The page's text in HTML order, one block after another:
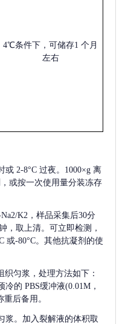
4℃条件下，可储存1 个月
左右
或 2-8°C 过夜。1000×g 离
或按一次使用量分装冻存
K2，样品采集后30分
，取上清。可立即检测，
或-80°C。其他抗凝剂的使
匀浆，处理方法如下：
冷的 PBS缓冲液(0.01M，
后备用。
浆。加入裂解液的体积取